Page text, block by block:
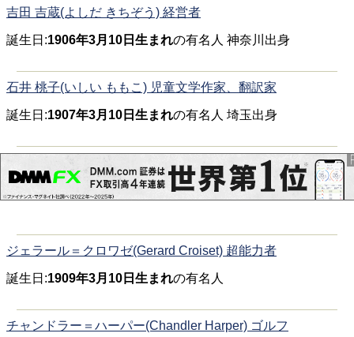
吉田 吉蔵(よしだ きちぞう) 経営者
誕生日:1906年3月10日生まれの有名人 神奈川出身
石井 桃子(いしい ももこ) 児童文学作家、翻訳家
誕生日:1907年3月10日生まれの有名人 埼玉出身
ジェラール＝クロワゼ(Gerard Croiset) 超能力者
誕生日:1909年3月10日生まれの有名人
チャンドラー＝ハーパー(Chandler Harper) ゴルフ